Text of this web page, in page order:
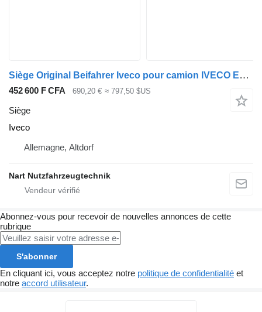
Siège Original Beifahrer Iveco pour camion IVECO Eurocargo
452 600 F CFA 690,20 € ≈ 797,50 $US
Siège
Iveco
Allemagne, Altdorf
Nart Nutzfahrzeugtechnik
Abonnez-vous pour recevoir de nouvelles annonces de cette
rubrique
S'abonner
En cliquant ici, vous acceptez notre politique de confidentialité et
notre accord utilisateur.